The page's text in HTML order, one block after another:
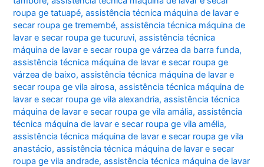
roupa ge tatuapé,assistência técnica máquina de lavar e
secar roupa ge tremembé,assistência técnica máquina de
lavar e secar roupa ge tucuruvi,assistência técnica
máquina de lavar e secar roupa ge várzea da barra funda,
assistência técnica máquina de lavar e secar roupa ge
várzea de baixo,assistência técnica máquina de lavar e
secar roupa ge vila airosa,assistência técnica máquina de
lavar e secar roupa ge vila alexandria,assistência técnica
máquina de lavar e secar roupa ge vila amália,assistência
técnica máquina de lavar e secar roupa ge vila amélia,
assistência técnica máquina de lavar e secar roupa ge vila
anastácio,assistência técnica máquina de lavar e secar
roupa ge vila andrade,assistência técnica máquina de lavar